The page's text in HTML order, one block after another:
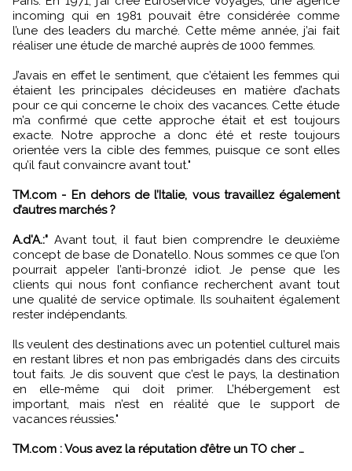
incoming qui en 1981 pouvait être considérée comme
l’une des leaders du marché. Cette même année, j’ai fait
réaliser une étude de marché auprès de 1000 femmes.
J’avais en effet le sentiment, que c’étaient les femmes qui
étaient les principales décideuses en matière d’achats
pour ce qui concerne le choix des vacances. Cette étude
m’a confirmé que cette approche était et est toujours
exacte. Notre approche a donc été et reste toujours
orientée vers la cible des femmes, puisque ce sont elles
qu’il faut convaincre avant tout."
TM.com - En dehors de l’Italie, vous travaillez également
d’autres marchés ?
A.d'A.:" Avant tout, il faut bien comprendre le deuxième
concept de base de Donatello. Nous sommes ce que l’on
pourrait appeler l’anti-bronzé idiot. Je pense que les
clients qui nous font confiance recherchent avant tout
une qualité de service optimale. Ils souhaitent également
rester indépendants.
Ils veulent des destinations avec un potentiel culturel mais
en restant libres et non pas embrigadés dans des circuits
tout faits. Je dis souvent que c’est le pays, la destination
en elle-même qui doit primer. L’hébergement est
important, mais n’est en réalité que le support de
vacances réussies."
TM.com : Vous avez la réputation d’être un TO cher …